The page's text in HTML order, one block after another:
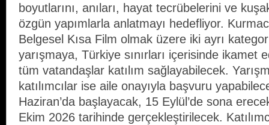
boyutlarını, anıları, hayat tecrübelerini ve
özgün yapımlarla anlatmayı hedefliyor.
Belgesel Kısa Film olmak üzere iki ayrı
yarışmaya, Türkiye sınırları içerisinde ikamet
tüm vatandaşlar katılım sağlayabilecek.
katılımcılar ise aile onayıyla başvuru
Haziran’da başlayacak, 15 Eylül’de sona
Ekim 2026 tarihinde gerçekleştirilecek.